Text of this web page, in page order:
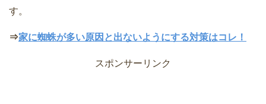
す。
⇒家に蜘蛛が多い原因と出ないようにする対策はコレ！
スポンサーリンク